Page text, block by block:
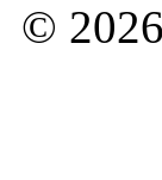
©